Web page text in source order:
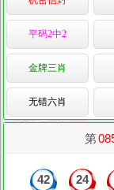
平码2中2
金牌三肖
无错六肖